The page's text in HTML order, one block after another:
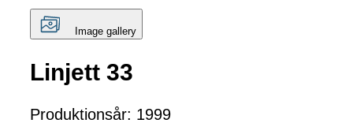
Image gallery
Linjett 33
Produktionsår: 1999